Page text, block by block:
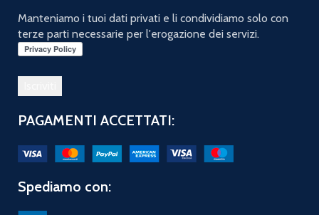
Manteniamo i tuoi dati privati e li condividiamo solo con
terze parti necessarie per l'erogazione dei servizi.
PAGAMENTI ACCETTATI:
Spediamo con: